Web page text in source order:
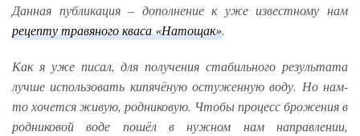
Данная публикация – дополнение к уже известному нам
рецепту травяного кваса «Натощак».
Как я уже писал, для получения стабильного результата
лучше использовать кипячёную остуженную воду. Но нам-
то хочется живую, родниковую. Чтобы процесс брожения в
родниковой воде пошёл в нужном нам направлении,